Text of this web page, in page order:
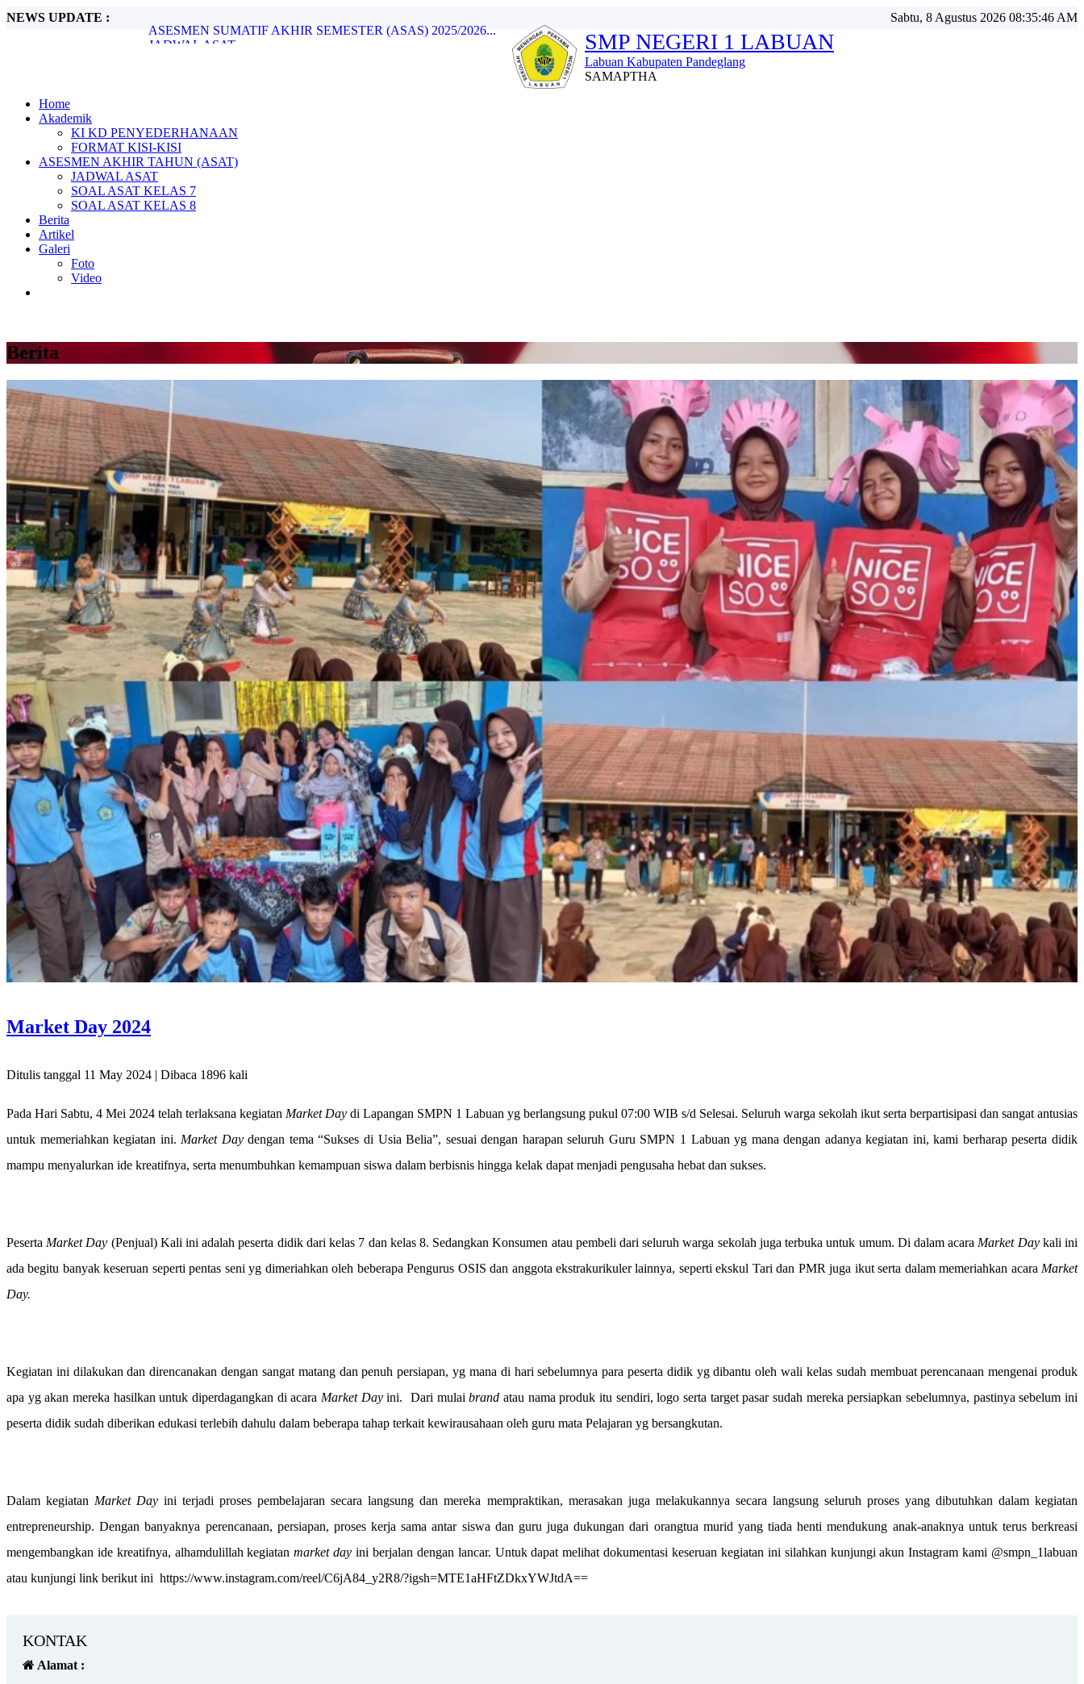
NEWS UPDATE :
JADWAL ASAT...
SOAL ASAT KELAS 7...
LATIHAN DASAR KEPEMIMPINAN SISWA (LDKS) 2023/2024...
JADWAL ASAS SUSULAN...
ASESMEN SUMATIF AKHIR SEMESTER (ASAS) 2025/2026...
Sabtu, 8 Agustus 2026 08:35:48 AM
SMP NEGERI 1 LABUAN
Labuan Kabupaten Pandeglang
SAMAPTHA
Home
Akademik
KI KD PENYEDERHANAAN
FORMAT KISI-KISI
ASESMEN AKHIR TAHUN (ASAT)
JADWAL ASAT
SOAL ASAT KELAS 7
SOAL ASAT KELAS 8
Berita
Artikel
Galeri
Foto
Video
Berita
Market Day 2024
Ditulis tanggal 11 May 2024 | Dibaca 1896 kali
Pada Hari Sabtu, 4 Mei 2024 telah terlaksana kegiatan Market Day di Lapangan SMPN 1 Labuan yg berlangsung pukul 07:00 WIB s/d Selesai. Seluruh warga sekolah ikut serta berpartisipasi dan sangat antusias
untuk memeriahkan kegiatan ini. Market Daydengan tema “Sukses di Usia Belia”, sesuai dengan harapan seluruh Guru SMPN 1 Labuan yg mana dengan adanya kegiatan ini, kami berharap peserta didik
mampu menyalurkan ide kreatifnya, serta menumbuhkan kemampuan siswa dalam berbisnis hingga kelak dapat menjadi pengusaha hebat dan sukses.
Peserta Market Day (Penjual) Kali ini adalah peserta didik dari kelas 7 dan kelas 8. Sedangkan Konsumen atau pembeli dari seluruh warga sekolah juga terbuka untuk umum. Di dalam acara Market Daykali ini
ada begitu banyak keseruan seperti pentas seni yg dimeriahkan oleh beberapa Pengurus OSIS dan anggota ekstrakurikuler lainnya, seperti ekskul Tari dan PMR juga ikut serta dalam memeriahkan acara Market
Day.
Kegiatan ini dilakukan dan direncanakan dengan sangat matang dan penuh persiapan, yg mana di hari sebelumnya para peserta didik yg dibantu oleh wali kelas sudah membuat perencanaan mengenai produk
apa yg akan mereka hasilkan untuk diperdagangkan di acara Market Dayini. Dari mulaibrand atau nama produk itu sendiri, logo serta target pasar sudah mereka persiapkan sebelumnya, pastinya sebelum ini
peserta didik sudah diberikan edukasi terlebih dahulu dalam beberapa tahap terkait kewirausahaan oleh guru mata Pelajaran yg bersangkutan.
Dalam kegiatan Market Day ini terjadi proses pembelajaran secara langsung dan mereka mempraktikan, merasakan juga melakukannya secara langsung seluruh proses yang dibutuhkan dalam kegiatan
entrepreneurship. Dengan banyaknya perencanaan, persiapan, proses kerja sama antar siswa dan guru juga dukungan dari orangtua murid yang tiada henti mendukung anak-anaknya untuk terus berkreasi
mengembangkan ide kreatifnya, alhamdulillah kegiatanmarket day ini berjalan dengan lancar. Untuk dapat melihat dokumentasi keseruan kegiatan ini silahkan kunjungi akun Instagram kami @smpn_1labuan
atau kunjungi link berikut ini https://www.instagram.com/reel/C6jA84_y2R8/?igsh=MTE1aHFtZDkxYWJtdA==
KONTAK
Alamat :